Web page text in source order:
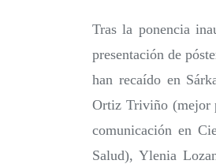
Tras la ponencia
presentación de
han recaído en
Ortiz Triviño (mejor
comunicación en
Salud), Ylenia